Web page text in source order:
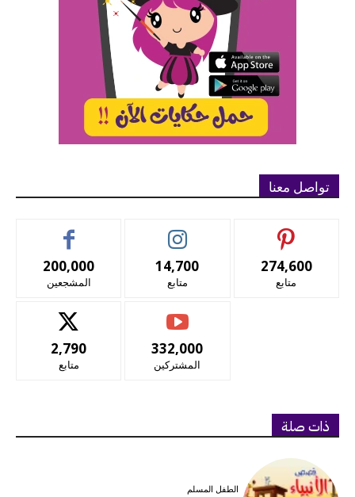
تواصل معنا
200,000
المشجعين
14,700
متابع
274,600
متابع
2,790
متابع
332,000
المشتركين
ذات صلة
الطفل المسلم